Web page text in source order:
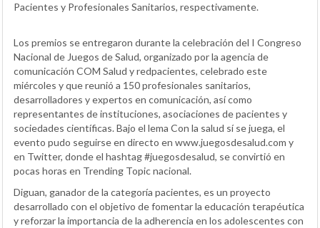
Pacientes y Profesionales Sanitarios, respectivamente.
Los premios se entregaron durante la celebración del I Congreso
Nacional de Juegos de Salud, organizado por la agencia de
comunicación COM Salud y redpacientes, celebrado este
miércoles y que reunió a 150 profesionales sanitarios,
desarrolladores y expertos en comunicación, así como
representantes de instituciones, asociaciones de pacientes y
sociedades científicas. Bajo el lema Con la salud sí se juega, el
evento pudo seguirse en directo en www.juegosdesalud.com y
en Twitter, donde el hashtag #juegosdesalud, se convirtió en
pocas horas en Trending Topic nacional.
Diguan, ganador de la categoría pacientes, es un proyecto
desarrollado con el objetivo de fomentar la educación terapéutica
y reforzar la importancia de la adherencia en los adolescentes con